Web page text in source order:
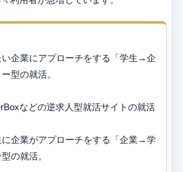
い企業にアプローチをする「学生→企
型の就活。
などの逆求人型就活サイトの就活
に企業がアプローチをする「企業→学
の就活。